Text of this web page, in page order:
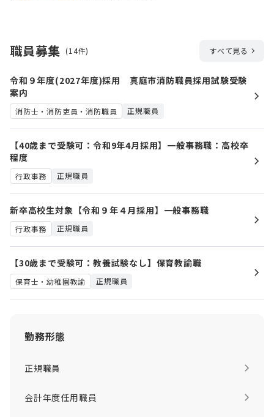
職員募集 (14件) すべて見る
勤務形態
正規職員
会計年度任用職員
令和９年度(2027年度)採用 真庭市消防職員採用試験受験
案内
消防士・消防吏員・消防職員 正規職員
【40歳まで受験可：令和9年4月採用】一般事務職：高校卒
程度
行政事務 正規職員
新卒高校生対象【令和９年４月採用】一般事務職
行政事務 正規職員
【30歳まで受験可：教養試験なし】保育教諭職
保育士・幼稚園教諭 正規職員